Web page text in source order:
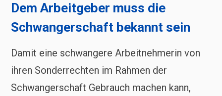
Dem Arbeitgeber muss die
Schwangerschaft bekannt sein
Damit eine schwangere Arbeitnehmerin von
ihren Sonderrechten im Rahmen der
Schwangerschaft Gebrauch machen kann,